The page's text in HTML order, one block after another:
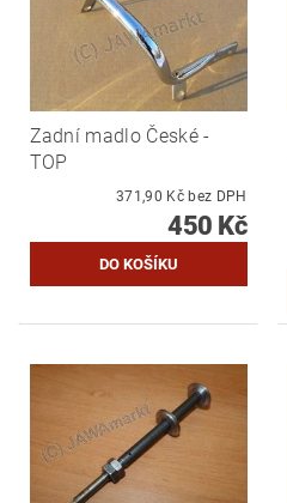
Zadní madlo České -
TOP
371,90 Kč bez DPH
450 Kč